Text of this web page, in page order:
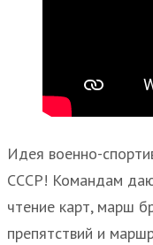
Идея военно-
СССР! Командам
чтение карт, марш
препятствий и